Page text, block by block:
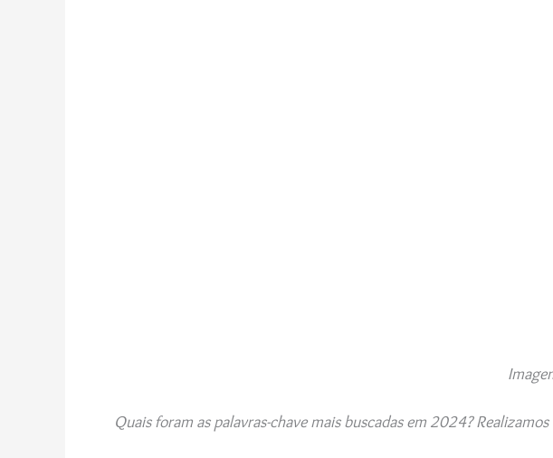
Quais foram as palavras-chave mais buscadas em 2024?